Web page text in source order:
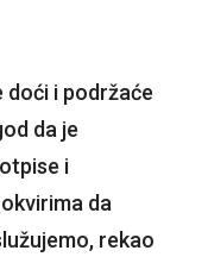
doći i podržaće
da je
i
da
rekao